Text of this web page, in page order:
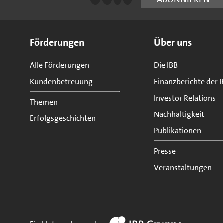
Förderungen
Alle Förderungen
Kundenbetreuung
Themen
Erfolgsgeschichten
Über uns
Die IBB
Finanzberichte der
Investor Relations
Nachhaltigkeit
Publikationen
Presse
Veranstaltungen
zur Website IBB Gruppe